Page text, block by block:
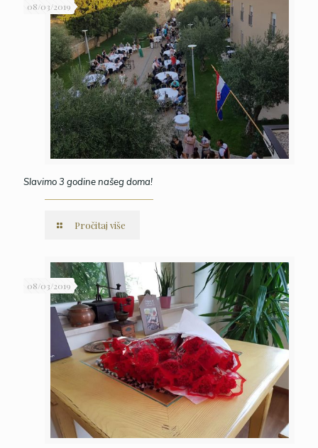
08/03/2019
Slavimo 3 godine našeg doma!
Pročitaj više
08/03/2019